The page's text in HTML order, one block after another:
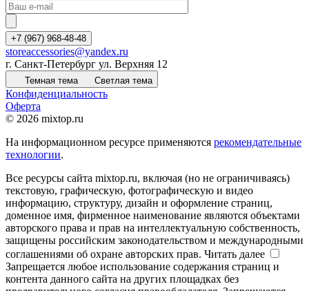
+7 (967) 968-48-48
storeaccessories@yandex.ru
г. Санкт-Петербург ул. Верхняя 12
Темная тема Светлая тема
Конфиденциальность
Оферта
© 2026 mixtop.ru
На информационном ресурсе применяются рекомендательные
технологии.
Все ресурсы сайта mixtop.ru, включая (но не ограничиваясь)
текстовую, графическую, фотографическую и видео
информацию, структуру, дизайн и оформление страниц,
доменное имя, фирменное наименование являются объектами
авторского права и прав на интеллектуальную собственность,
защищены российским законодательством и международными
соглашениями об охране авторских прав. Читать далее
Запрещается любое использование содержания страниц и
контента данного сайта на других площадках без